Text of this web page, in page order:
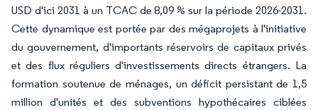
USD d'ici 2031 à un TCAC de 8,09 % sur la période 2026-2031.
Cette dynamique est portée par des mégaprojets à l'initiative
du gouvernement, d'importants réservoirs de capitaux privés
et des flux réguliers d'investissements directs étrangers. La
formation soutenue de ménages, un déficit persistant de 1,5
million d'unités et des subventions hypothécaires ciblées